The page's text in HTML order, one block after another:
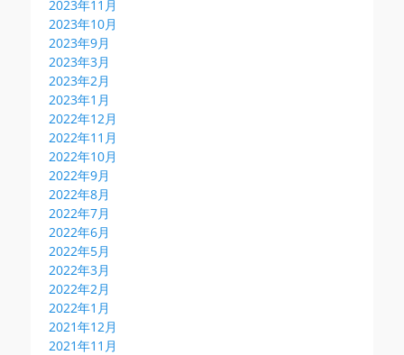
2023年11月
2023年10月
2023年9月
2023年3月
2023年2月
2023年1月
2022年12月
2022年11月
2022年10月
2022年9月
2022年8月
2022年7月
2022年6月
2022年5月
2022年3月
2022年2月
2022年1月
2021年12月
2021年11月